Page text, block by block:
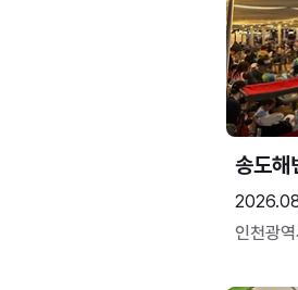
송도해
인천광